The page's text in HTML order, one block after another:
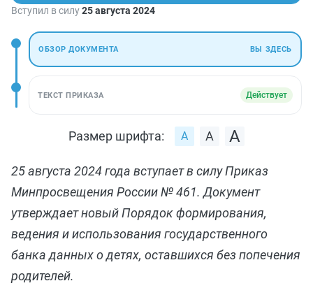
Вступил в силу25 августа 2024
ОБЗОР ДОКУМЕНТА ВЫ ЗДЕСЬ
ТЕКСТ ПРИКАЗА Действует
Размер шрифта:
25 августа 2024 года вступает в силу Приказ
Минпросвещения России № 461. Документ
утверждает новый Порядок формирования,
ведения и использования государственного
банка данных о детях, оставшихся без попечения
родителей.